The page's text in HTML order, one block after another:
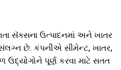
સૅક્સના ઉત્પાદનમાં અને ખાતર
છે. કંપનીએ સીમેન્ટ, ખાતર,
ઉદ્યોગોને પૂર્ણ કરવા માટે સતત